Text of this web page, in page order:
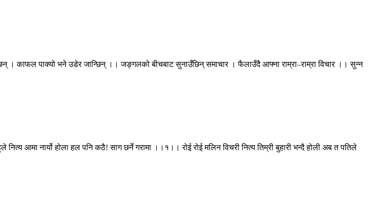
। काफल पाक्यो भने उडेर जान्छिन् ।। जङ्गलको बीचबाट सुनाउँछिन् समाचार । फैलाउँदै आफ्ना राम्रा–राम्रा विचार ।। सुन्न
आमा नार्यो होला हल पनि कठै! साग छर्ने गरामा ।।१।। रोई रोई मलिन विचरी नित्य तिम्री बुहारी भन्दै होली अब त पतिले